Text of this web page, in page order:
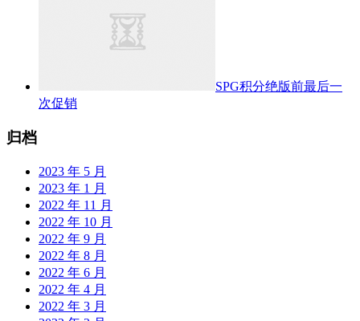
SPG积分绝版前最后一
次促销
归档
2023 年 5 月
2023 年 1 月
2022 年 11 月
2022 年 10 月
2022 年 9 月
2022 年 8 月
2022 年 6 月
2022 年 4 月
2022 年 3 月